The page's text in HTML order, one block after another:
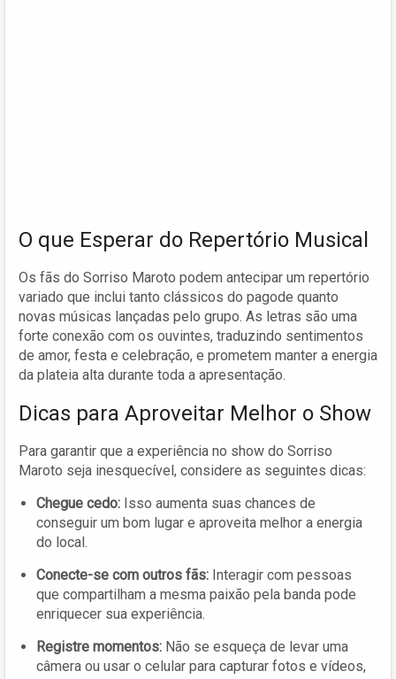
O que Esperar do Repertório Musical
Os fãs do Sorriso Maroto podem antecipar um repertório
variado que inclui tanto clássicos do pagode quanto
novas músicas lançadas pelo grupo. As letras são uma
forte conexão com os ouvintes, traduzindo sentimentos
de amor, festa e celebração, e prometem manter a energia
da plateia alta durante toda a apresentação.
Dicas para Aproveitar Melhor o Show
Para garantir que a experiência no show do Sorriso
Maroto seja inesquecível, considere as seguintes dicas:
Chegue cedo: Isso aumenta suas chances de
conseguir um bom lugar e aproveita melhor a energia
do local.
Conecte-se com outros fãs: Interagir com pessoas
que compartilham a mesma paixão pela banda pode
enriquecer sua experiência.
Registre momentos: Não se esqueça de levar uma
câmera ou usar o celular para capturar fotos e vídeos,